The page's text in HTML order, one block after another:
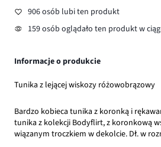
906 osób lubi ten produkt
159 osób oglądało ten produkt w
Informacje o produkcie
Tunika z lejącej wiskozy różowobrązowy
Bardzo kobieca tunika z koronką i
tunika z kolekcji Bodyflirt, z koronkową
wiązanym troczkiem w dekolcie. Dł. w